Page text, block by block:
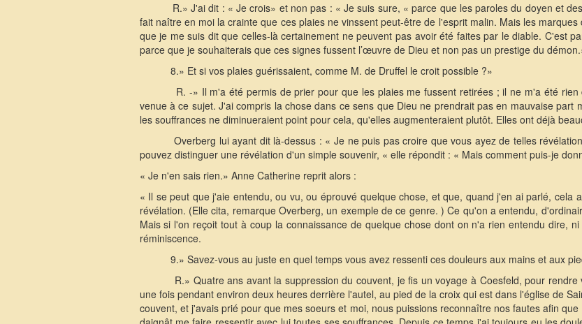
R.» J'ai dit : « Je crois» et non pas : « Je suis sure, « parce que les paroles du doyen et
fait naître en moi la crainte que ces plaies ne vinssent peut-être de l'esprit malin. Mais les
que je me suis dit que celles-là certainement ne peuvent pas avoir été faites par le diable. C'est
parce que je souhaiterais que ces signes fussent l’œuvre de Dieu et non pas un prestige du
8.» Et si vos plaies guérissaient, comme M. de Druffel le croit possible ?»
R. -» Il m'a été permis de prier pour que les plaies me fussent retirées ; il ne m'a été
venue à ce sujet. J'ai compris la chose dans ce sens que Dieu ne prendrait pas en mauvaise part
les souffrances ne diminueraient point pour cela, qu'elles augmenteraient plutôt. Elles ont déjà
Overberg lui ayant dit là-dessus : « Je ne puis pas croire que vous ayez de telles
pouvez distinguer une révélation d'un simple souvenir, « elle répondit : « Mais comment puis-je
« Je n'en sais rien.» Anne Catherine reprit alors :
« Il se peut que j'aie entendu, ou vu, ou éprouvé quelque chose, et que, quand j'en ai parlé, cela
révélation. (Elle cita, remarque Overberg, un exemple de ce genre. ) Ce qu'on a entendu,
Mais si l'on reçoit tout à coup la connaissance de quelque chose dont on n'a rien entendu dire,
réminiscence.
9.» Savez-vous au juste en quel temps vous avez ressenti ces douleurs aux mains et aux
R.» Quatre ans avant la suppression du couvent, je fis un voyage à Coesfeld, pour
une fois pendant environ deux heures derrière l'autel, au pied de la croix qui est dans l'église de
couvent, et j'avais prié pour que mes soeurs et moi, nous puissions reconnaître nos fautes afin